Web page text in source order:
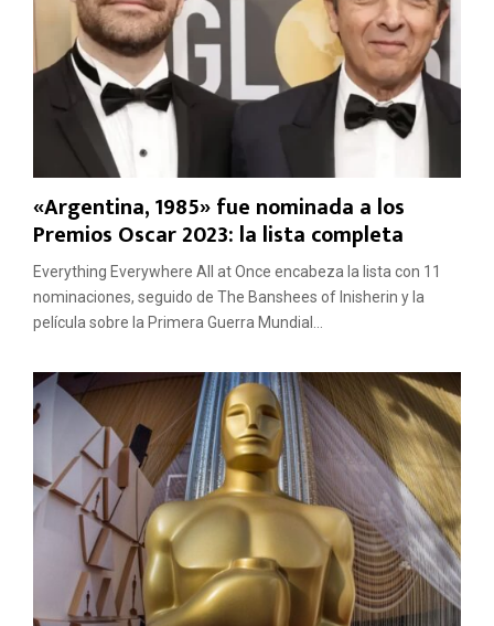
«Argentina, 1985» fue nominada a los
Premios Oscar 2023: la lista completa
Everything Everywhere All at Once encabeza la lista con 11
nominaciones, seguido de The Banshees of Inisherin y la
película sobre la Primera Guerra Mundial...